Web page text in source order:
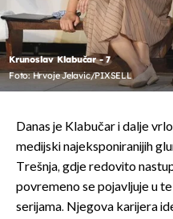
Krunoslav Klabučar - 7
Foto: Hrvoje Jelavic/PIXSELL
Danas je Klabučar i dalje
medijski najeksponiranijih
Trešnja, gdje redovito
povremeno se pojavljuje u
serijama. Njegova karijera